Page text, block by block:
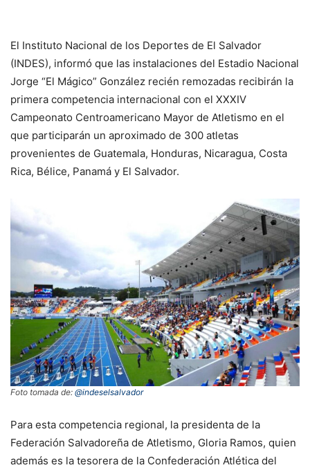
El Instituto Nacional de los Deportes de El Salvador
(INDES), informó que las instalaciones del Estadio Nacional
Jorge “El Mágico” González recién remozadas recibirán la
primera competencia internacional con el XXXIV
Campeonato Centroamericano Mayor de Atletismo en el
que participarán un aproximado de 300 atletas
provenientes de Guatemala, Honduras, Nicaragua, Costa
Rica, Bélice, Panamá y El Salvador.
Foto tomada de: @indeselsalvador
Para esta competencia regional, la presidenta de la
Federación Salvadoreña de Atletismo, Gloria Ramos, quien
además es la tesorera de la Confederación Atlética del